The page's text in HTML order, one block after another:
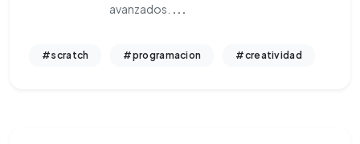
avanzados. ...
#scratch #programacion #creatividad